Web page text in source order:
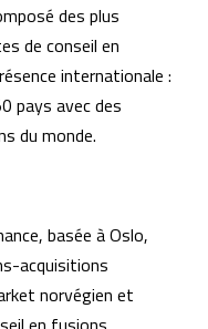
des plus
de conseil en
internationale :
pays avec des
du monde.
basée à Oslo,
acquisitions
norvégien et